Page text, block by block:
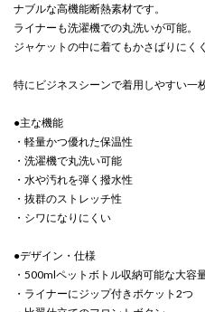
ナブルな高機能断熱素材です。
ライナーも洗濯機での丸洗いが可能。
ジャケットの中に着てもかさばりにく
特にビジネスシーンで着用しやすい一
●主な機能
・軽量かつ優れた保温性
・洗濯機で丸洗い可能
・水や汚れを弾く撥水性
・抜群のストレッチ性
・シワになりにくい
●デザイン・仕様
・500mlペットボトル収納可能な大容
・ライナーにジップ付きポケット2つ